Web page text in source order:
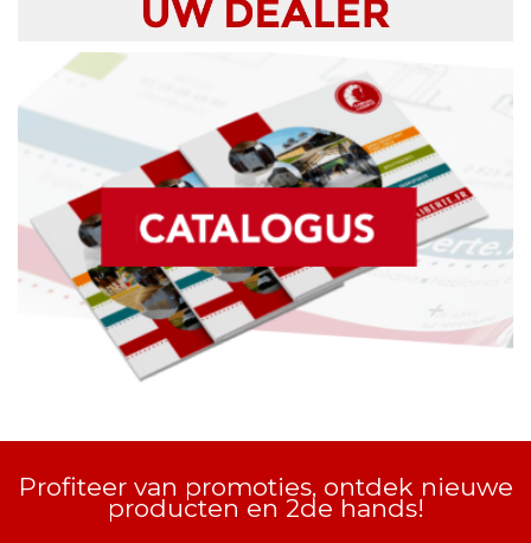
Profiteer van promoties, ontdek nieuwe
producten en 2de hands!